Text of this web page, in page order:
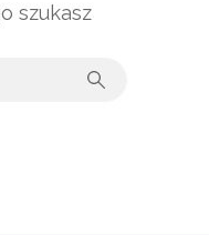
szukasz